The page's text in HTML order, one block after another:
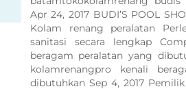
Apr 24, 2017 BUDI’S POOL
Kolam renang peralatan
sanitasi secara lengkap
beragam peralatan yang
kolamrenangpro kenali
dibutuhkan Sep 4, 2017